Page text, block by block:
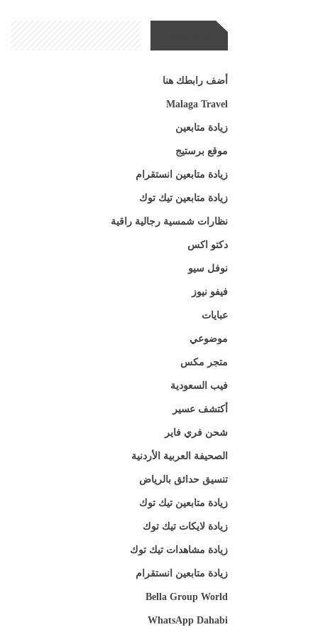
أضف رابطك هنا
Malaga Travel
زيادة متابعين
موقع برستيج
زيادة متابعين انستقرام
زيادة متابعين تيك توك
نظارات شمسية رجالية راقية
دكتو اكس
نوفل سيو
فيفو نيوز
عبايات
موضوعي
متجر مكس
فيب السعودية
أكتشف عسير
شحن فري فاير
الصحيفة العربية الأردنية
تنسيق حدائق بالرياض
زيادة متابعين تيك توك
زيادة لايكات تيك توك
زيادة مشاهدات تيك توك
زيادة متابعين انستقرام
Bella Group World
WhatsApp Dahabi